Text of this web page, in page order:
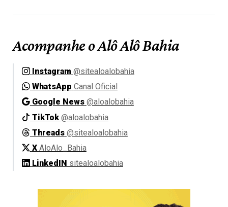
Acompanhe o Alô Alô Bahia
Instagram @sitealoalobahia
WhatsApp Canal Oficial
Google News @aloalobahia
TikTok @aloalobahia
Threads @sitealoalobahia
X AloAlo_Bahia
LinkedIN sitealoalobahia